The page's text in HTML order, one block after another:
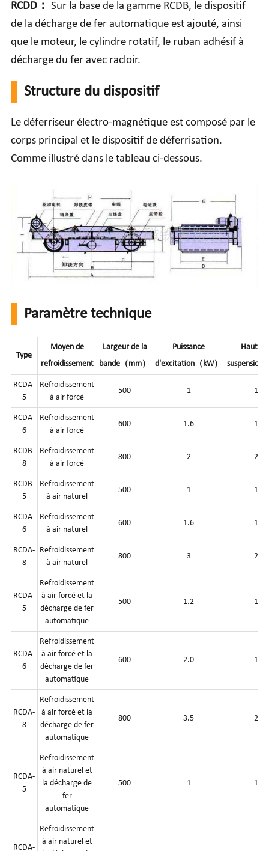
RCDD： Sur la base de la gamme RCDB, le dispositif
de la décharge de fer automatique est ajouté, ainsi
que le moteur, le cylindre rotatif, le ruban adhésif à
décharge du fer avec racloir.
Structure du dispositif
Le déferriseur électro-magnétique est composé par le
corps principal et le dispositif de déferrisation.
Comme illustré dans le tableau ci-dessous.
Paramètre technique
Type
Moyen de
refroidissement
Largeur de la
bande（mm）
Puissance
d'excitation（kW）
suspension
RCDA-
5
Refroidissement
à air forcé
500 1 150
RCDA-
6
Refroidissement
à air forcé
600 1.6 175
RCDB-
8
Refroidissement
à air forcé
800 2 250
RCDB-
5
Refroidissement
à air naturel
500 1 150
RCDA-
6
Refroidissement
à air naturel
600 1.6 175
RCDA-
8
Refroidissement
à air naturel
800 3 250
RCDA-
5
Refroidissement
à air forcé et la
décharge de fer
automatique
500 1.2 150
RCDA-
6
Refroidissement
à air forcé et la
décharge de fer
automatique
600 2.0 175
RCDA-
8
Refroidissement
à air forcé et la
décharge de fer
automatique
800 3.5 250
RCDA-
5
Refroidissement
à air naturel et
la décharge de
fer
automatique
500 1 150
RCDA-
Refroidissement
à air naturel et